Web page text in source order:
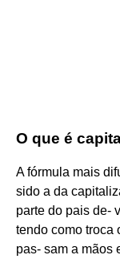
O que é
A fórmula mais
sido a da
parte do pais de-
tendo como troca
pas- sam a mãos